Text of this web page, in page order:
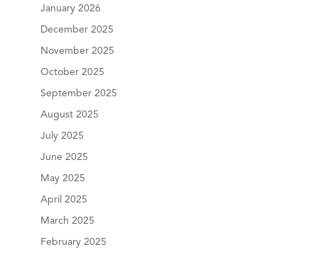
January 2026
December 2025
November 2025
October 2025
September 2025
August 2025
July 2025
June 2025
May 2025
April 2025
March 2025
February 2025